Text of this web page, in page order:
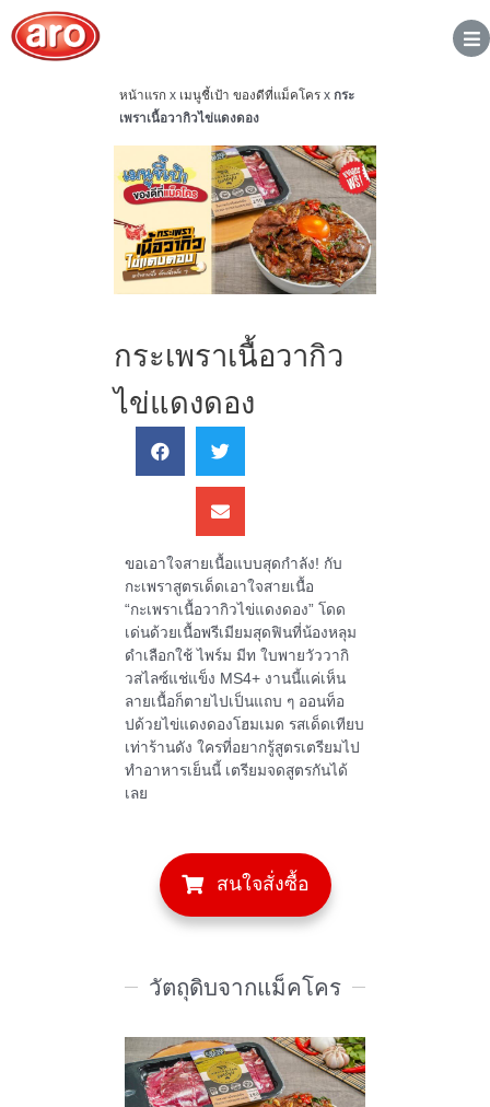
หน้าแรกx เมนูชี้เป้า ของดีที่แม็คโครx กระ
เพราเนื้อวากิวไข่แดงดอง
กระเพราเนื้อวากิว
ไข่แดงดอง
ขอเอาใจสายเนื้อแบบสุดกำลัง! กับ
กะเพราสูตรเด็ดเอาใจสายเนื้อ
“กะเพราเนื้อวากิวไข่แดงดอง” โดด
เด่นด้วยเนื้อพรีเมียมสุดฟินที่น้องหลุม
ดำเลือกใช้ ไพร์ม มีท ใบพายวัววากิ
วสไลซ์แช่แข็ง MS4+ งานนี้แค่เห็น
ลายเนื้อก็ตายไปเป็นแถบ ๆ ออนท็อ
ปด้วยไข่แดงดองโฮมเมด รสเด็ดเทียบ
เท่าร้านดัง ใครที่อยากรู้สูตรเตรียมไป
ทำอาหารเย็นนี้ เตรียมจดสูตรกันได้
เลย
สนใจสั่งซื้อ
วัตถุดิบจากแม็คโคร